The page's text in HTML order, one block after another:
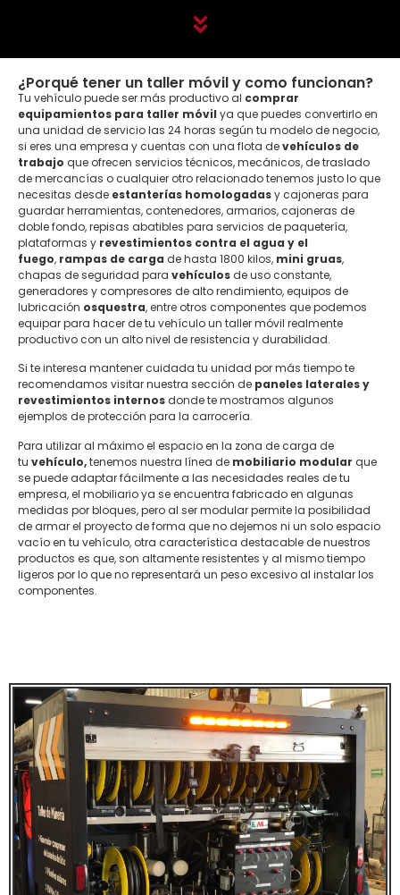
¿Porqué tener un taller móvil y como funcionan?
Tu vehículo puede ser más productivo al comprar
equipamientos para taller móvil ya que puedes convertirlo en
una unidad de servicio las 24 horas según tu modelo de negocio,
si eres una empresa y cuentas con una flota devehículos de
trabajo que ofrecen servicios técnicos, mecánicos, de traslado
de mercancías o cualquier otro relacionado tenemos justo lo que
necesitas desde estanterías homologadasy cajoneras para
guardar herramientas, contenedores, armarios, cajoneras de
doble fondo, repisas abatibles para servicios de paquetería,
plataformas y revestimientos contra el agua y el
fuego, rampas de carga de hasta 1800 kilos, mini gruas,
chapas de seguridad para vehículosde uso constante,
generadores y compresores de alto rendimiento, equipos de
lubricación osquestra, entre otros componentes que podemos
equipar para hacer de tu vehículo un taller móvil realmente
productivo con un alto nivel de resistencia y durabilidad.
Si te interesa mantener cuidada tu unidad por más tiempo te
recomendamos visitar nuestra sección de paneles laterales y
revestimientos internosdonde te mostramos algunos
ejemplos de protección para la carrocería.
Para utilizar al máximo el espacio en la zona de carga de
tu vehículo,tenemos nuestra línea de mobiliario modular que
se puede adaptar fácilmente a las necesidades reales de tu
empresa, el mobiliario ya se encuentra fabricado en algunas
medidas por bloques, pero al ser modular permite la posibilidad
de armar el proyecto de forma que no dejemos ni un solo espacio
vacío en tu vehículo, otra característica destacable de nuestros
productos es que, son altamente resistentes y al mismo tiempo
ligeros por lo que no representará un peso excesivo al instalar los
componentes.